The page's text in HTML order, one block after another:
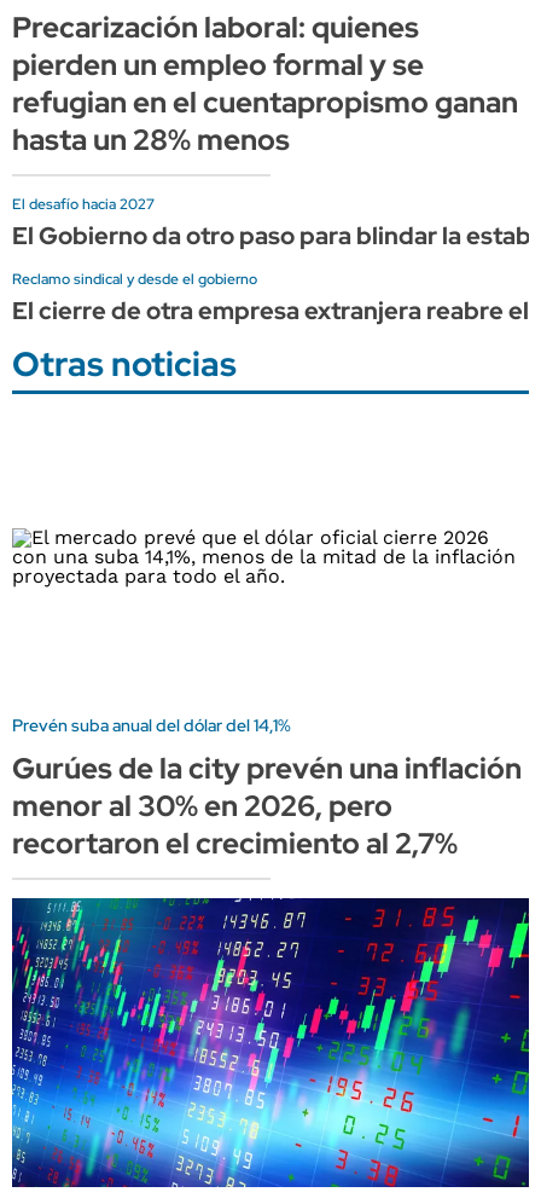
Precarización laboral: quienes
pierden un empleo formal y se
refugian en el cuentapropismo ganan
hasta un 28% menos
El desafío hacia 2027
El Gobierno da otro paso para blindar la
Reclamo sindical y desde el gobierno
El cierre de otra empresa extranjera reabre
Otras noticias
Prevén suba anual del dólar del 14,1%
Gurúes de la city prevén una inflación
menor al 30% en 2026, pero
recortaron el crecimiento al 2,7%